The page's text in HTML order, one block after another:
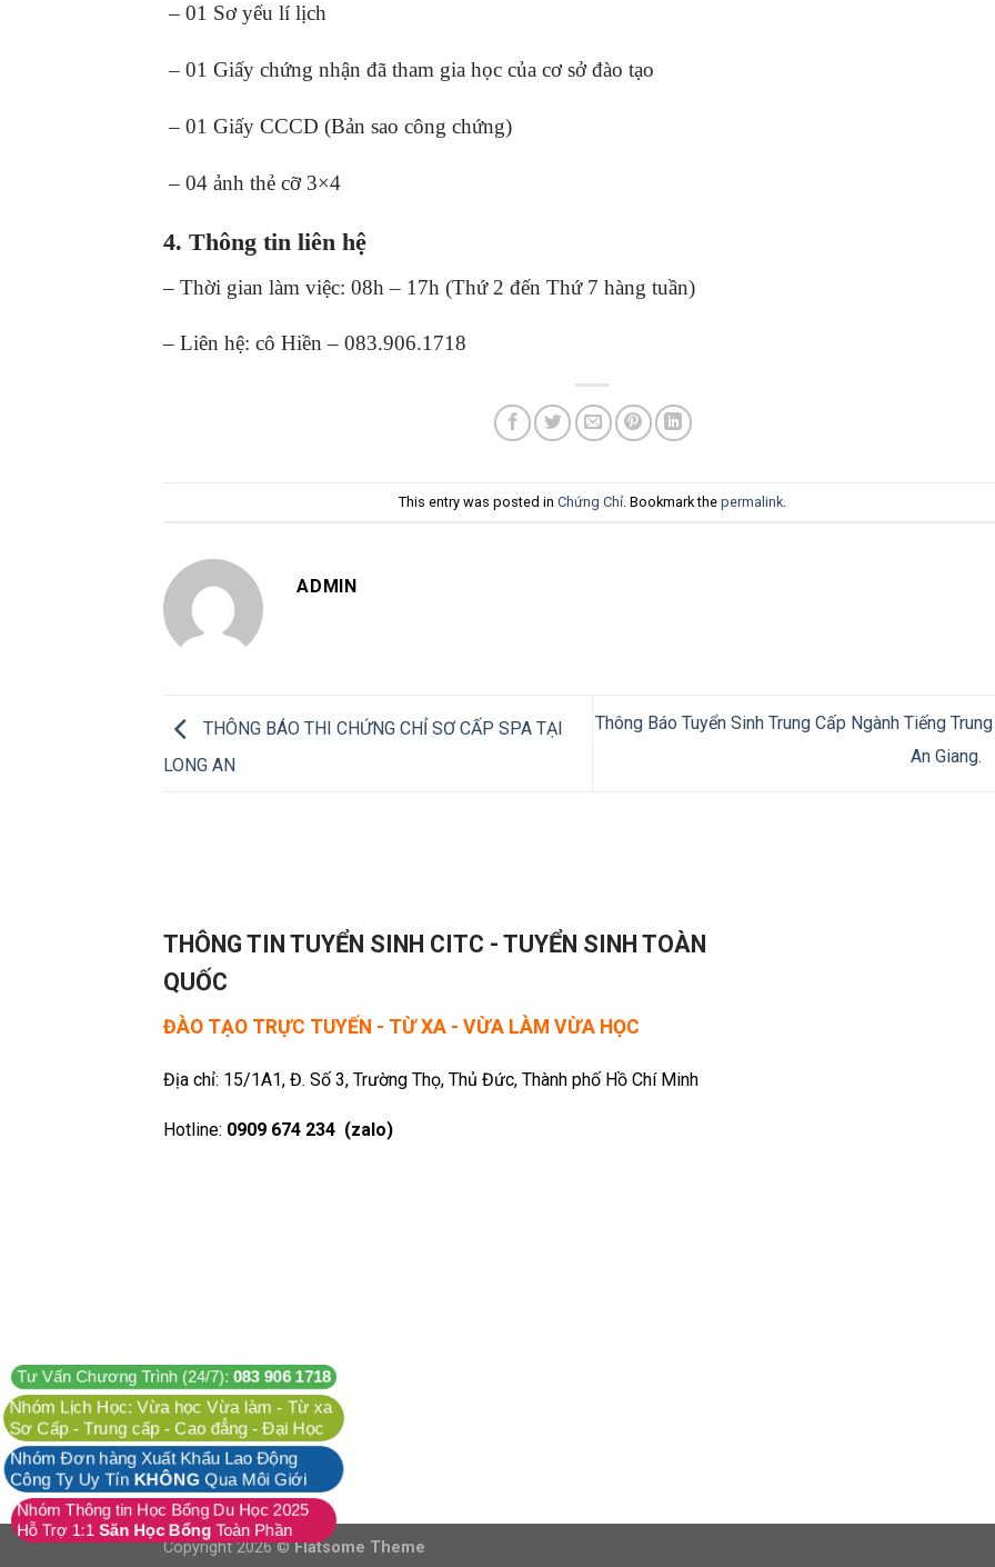
– 01 Sơ yếu lí lịch
– 01 Giấy chứng nhận đã tham gia học của cơ sở đào tạo
– 01 Giấy CCCD (Bản sao công chứng)
– 04 ảnh thẻ cỡ 3×4
4. Thông tin liên hệ
– Thời gian làm việc: 08h – 17h (Thứ 2 đến Thứ 7 hàng tuần)
– Liên hệ: cô Hiền – 083.906.1718
This entry was posted in Chứng Chỉ. Bookmark the permalink.
ADMIN
THÔNG BÁO THI CHỨNG CHỈ SƠ CẤP SPA TẠI
LONG AN
Thông Báo Tuyển Sinh Trung Cấp Ngành Tiếng
An Giang.
THÔNG TIN TUYỂN SINH CITC - TUYỂN SINH TOÀN
QUỐC
ĐÀO TẠO TRỰC TUYẾN - TỪ XA - VỪA LÀM VỪA HỌC
Địa chỉ: 15/1A1, Đ. Số 3, Trường Thọ, Thủ Đức, Thành phố Hồ Chí Minh
Hotline: 0909 674 234 (zalo)
Copyright 2026 ©Flatsome Theme
Tư Vấn Chương Trình (24/7): 083 906 1718
Nhóm Lịch Học: Vừa học Vừa làm - Từ xa
Sơ Cấp - Trung cấp - Cao đẳng - Đại Học
Nhóm Đơn hàng Xuất Khẩu Lao Động
Công Ty Uy Tín KHÔNG Qua Môi Giới
Nhóm Thông tin Học Bổng Du Học 2025
Hỗ Trợ 1:1 Săn Học Bổng Toàn Phần